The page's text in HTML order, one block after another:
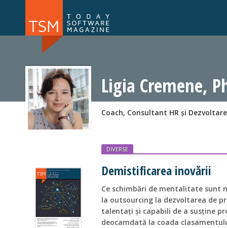
NOU
Ligia Cremene,
Coach, Consultant HR și
DIVERSE
Demistificarea inovării
Ce schimbări de mentalitate sunt
la outsourcing la dezvoltarea de
talentați și capabili de a susține
deocamdată la coada